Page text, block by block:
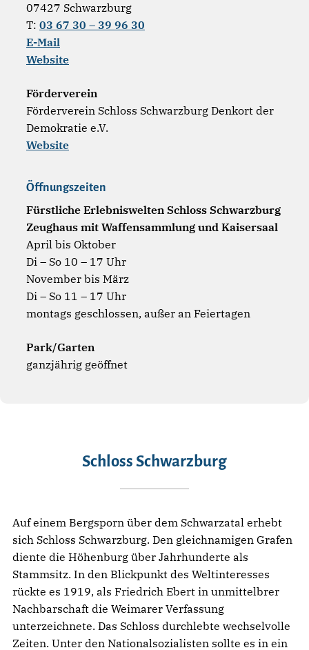
07427 Schwarzburg
T: 03 67 30 – 39 96 30
E-Mail
Website
Förderverein
Förderverein Schloss Schwarzburg Denkort der
Demokratie e.V.
Website
Öffnungszeiten
Fürstliche Erlebniswelten Schloss Schwarzburg
Zeughaus mit Waffensammlung und Kaisersaal
April bis Oktober
Di – So 10 – 17 Uhr
November bis März
Di – So 11 – 17 Uhr
montags geschlossen, außer an Feiertagen
Park/Garten
ganzjährig geöffnet
Schloss Schwarzburg
Auf einem Bergsporn über dem Schwarzatal erhebt
sich Schloss Schwarzburg. Den gleichnamigen Grafen
diente die Höhenburg über Jahrhunderte als
Stammsitz. In den Blickpunkt des Weltinteresses
rückte es 1919, als Friedrich Ebert in unmittelbrer
Nachbarschaft die Weimarer Verfassung
unterzeichnete. Das Schloss durchlebte wechselvolle
Zeiten. Unter den Nationalsozialisten sollte es in ein